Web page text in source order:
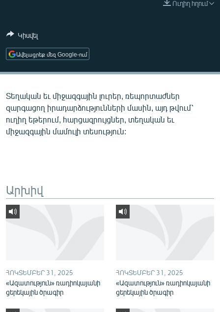
ՄԵԿՆԱԲԱՆՈՒԹՅՈՒՆ
ԿՈՐՈՆԱՎԻՐՈՒՍ
ԱՐԽԻՎ
ՏԵՍԱՆՅՈՒԹԵՐ
ՓՈԴՔԱՍԹ
Հայերեն
ՀԵՏԵՎԵՔ ՄԵԶ
Ուղիղ հղում
Կիսվել
Ավելացրեք մեզ Google-ում
Տեղական եւ միջազգային լուրեր, ռեպորտաժներ
զարգացող իրադարձությունների մասին, այդ թվում՝
ուղիղ եթերում, հարցազրույցներ, տեղական եւ
միջազգային մամուլի տեսություն:
Արխիվ
ՀՈԿՏԵՄԲԵՐ 31, 2025
«Ազատություն» ռադիոկայանի
ցերեկային ծրագիր
ՀՈԿՏԵՄԲԵՐ 31, 2025
«Ազատություն» ռադիոկայանի
ցերեկային ծրագիր